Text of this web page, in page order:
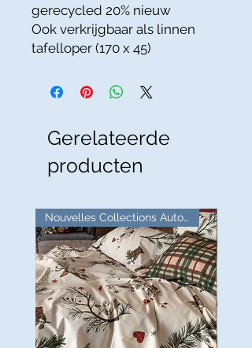
gerecycled 20% nieuw
Ook verkrijgbaar als linnen
tafelloper (170 x 45)
Gerelateerde
producten
Nouvelles Collections Automne